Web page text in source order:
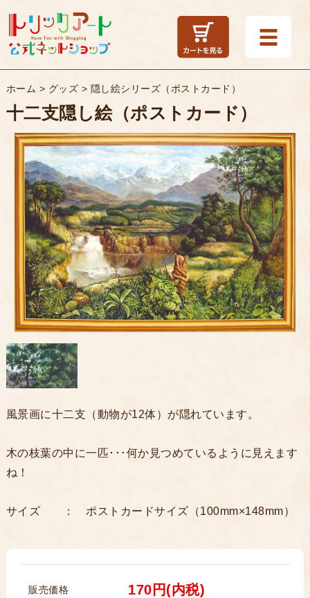
ホーム > グッズ > 隠し絵シリーズ（ポストカード）
十二支隠し絵（ポストカード）
風景画に十二支（動物が12体）が隠れています。
木の枝葉の中に一匹･･･何か見つめているように見えます
ね！
サイズ ： ポストカードサイズ（100mm×148mm）
販売価格 170円(内税)